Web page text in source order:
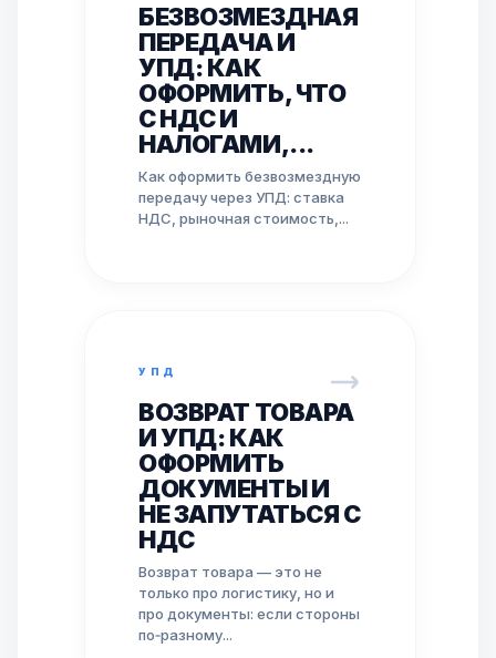
БЕЗВОЗМЕЗДНАЯ
ПЕРЕДАЧА И
УПД: КАК
ОФОРМИТЬ, ЧТО
С НДС И
НАЛОГАМИ,...
Как оформить безвозмездную
передачу через УПД: ставка
НДС, рыночная стоимость,...
УПД
ВОЗВРАТ ТОВАРА
И УПД: КАК
ОФОРМИТЬ
ДОКУМЕНТЫ И
НЕ ЗАПУТАТЬСЯ С
НДС
Возврат товара — это не
только про логистику, но и
про документы: если стороны
по‑разному...